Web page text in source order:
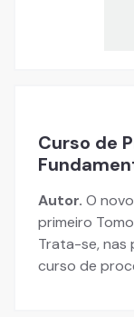
Curso de
Autor. O
primeiro
Trata-se, nas
curso de